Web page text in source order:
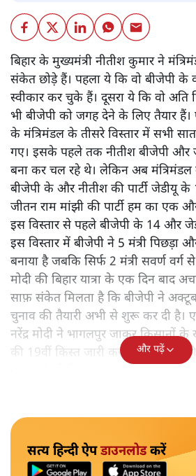
बिहार के मुख्यमंत्री नीतीश कुमार ने
संकेत छोड़े हैं। पहला ये कि वो बीजेपी के
स्वीकार कर चुके हैं। दूसरा ये कि वो
भी बीजेपी को जगह देने के लिए तैयार हैं।
के मंत्रिमंडल के तीसरे विस्तार में सभी
गए। इसके पहले तक नीतीश बीजेपी और
बना कर चल रहे थे। लेकिन अब
बीजेपी के और नीतीश की पार्टी जेडीयू के
जीतन राम मांझी की पार्टी हम का एक
इस विस्तार से पहले बीजेपी के 14 और
इस विस्तार में बीजेपी ने 5 मंत्री पिछड़ा
बनाया है जबकि सिर्फ 2 मंत्री सवर्ण वर्ग से
मोदी की बिहार यात्रा के एक दिन बाद
साफ़ संकेत मिलता है कि बीजेपी ने
चुनाव की तैयारी अभी से शुरू कर दी है।
नरेंद्र मोदी ने भागलपुर जाकर किसानों
की 19वीं किस्त जारी करने की घोषणा की
और पढ़ें
सत्य हिन्दी ऐपडाउनलोडकरें